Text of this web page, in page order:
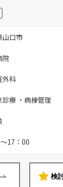
山口市
院
外科
診療 ・病棟管理
17：00
検